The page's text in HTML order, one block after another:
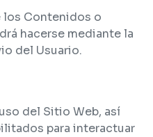
los Contenidos o
hacerse mediante la
del Usuario.
del Sitio Web, así
para interactuar